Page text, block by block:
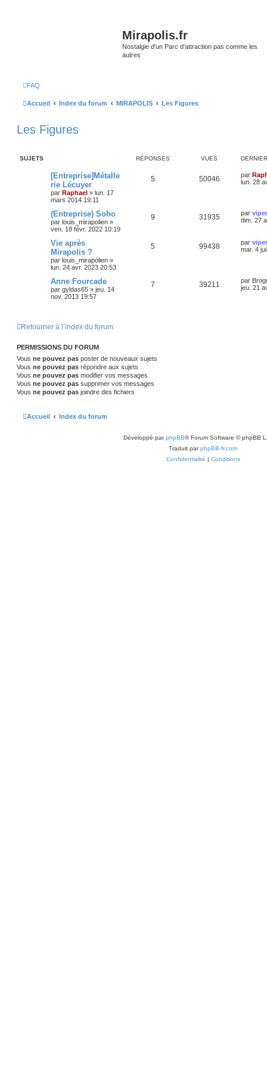
Mirapolis.fr
Nostalgie d'un Parc d'attraction pas comme les
autres
FAQ
Accueil Index du forum MIRAPOLIS Les Figures
Les Figures
SUJETS RÉPONSES VUES
[Entreprise]Métalle
rie Lécuyer
par Raphael » lun. 17
mars 2014 19:11
5 50046 par
lun. 28
(Entreprise) Soho
par louis_mirapolien »
ven. 18 févr. 2022 10:19
9 31935 par
dim. 27
Vie après
Mirapolis ?
par louis_mirapolien »
lun. 24 avr. 2023 20:53
5 99438 par
mar. 4
Anne Fourcade
par gyldas65 » jeu. 14
nov. 2013 19:57
7 39211 par
jeu. 21
Retourner à l’index du forum
PERMISSIONS DU FORUM
Vous ne pouvez pas poster de nouveaux sujets
Vous ne pouvez pas répondre aux sujets
Vous ne pouvez pas modifier vos messages
Vous ne pouvez pas supprimer vos messages
Vous ne pouvez pas joindre des fichiers
Accueil Index du forum
Développé parphpBB® Forum Software © phpBB
Traduit parphpBB-fr.com
Confidentialité | Conditions